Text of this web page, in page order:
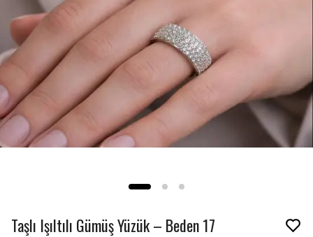
Taşlı Işıltılı Gümüş Yüzük – Beden 17